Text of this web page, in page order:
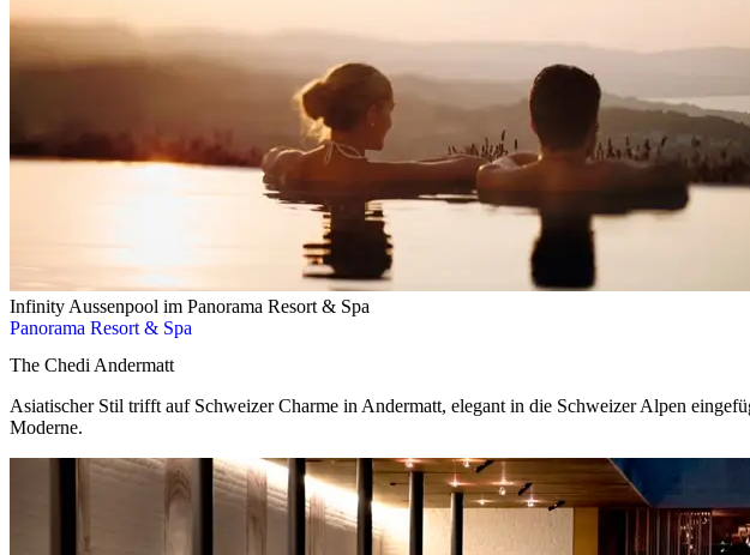
Infinity Aussenpool im Panorama Resort & Spa
Panorama Resort & Spa
The Chedi Andermatt
Asiatischer Stil trifft auf Schweizer Charme in Andermatt, elegant in die Schweizer Alpen
Moderne.